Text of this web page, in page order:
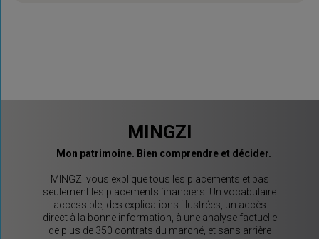
MINGZI
Mon patrimoine. Bien comprendre et décider.
MINGZI vous explique tous les placements et pas
seulement les placements financiers. Un vocabulaire
accessible, des explications illustrées, un accès
direct à la bonne information, à une analyse factuelle
de plus de 350 contrats du marché, et sans arrière